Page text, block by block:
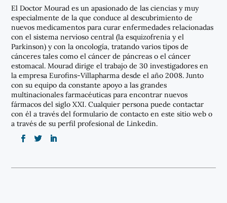
El Doctor Mourad es un apasionado de las ciencias y muy
especialmente de la que conduce al descubrimiento de
nuevos medicamentos para curar enfermedades relacionadas
con el sistema nervioso central (la esquizofrenia y el
Parkinson) y con la oncología, tratando varios tipos de
cánceres tales como el cáncer de páncreas o el cáncer
estomacal. Mourad dirige el trabajo de 30 investigadores en
la empresa Eurofins-Villapharma desde el año 2008. Junto
con su equipo da constante apoyo a las grandes
multinacionales farmacéuticas para encontrar nuevos
fármacos del siglo XXI. Cualquier persona puede contactar
con él a través del formulario de contacto en este sitio web o
a través de su perfil profesional de Linkedin.